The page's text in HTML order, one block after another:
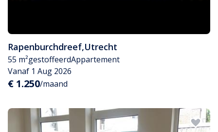
Rapenburchdreef,Utrecht
55 m²gestoffeerdAppartement
Vanaf 1 Aug 2026
€ 1.250/maand